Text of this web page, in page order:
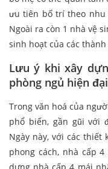
ưu tiên bố trí theo nhu
Ngoài ra còn 1 nhà vệ
sinh hoạt của các thành
Lưu ý khi xây
phòng ngủ hiện đại
Trong văn hoá của
phổ biến, gần gũi với
Ngày này, với các thiết
phong cách, nhà cấp